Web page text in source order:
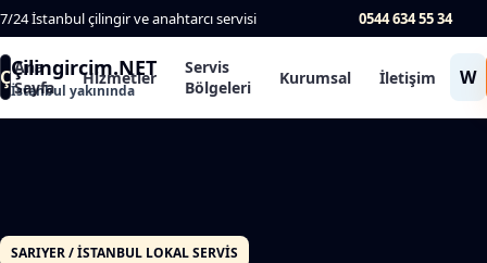
7/24 İstanbul çilingir ve anahtarcı servisi 0544 634 55 34
ÇÇilingircim.NET
İstanbul yakınında
Ana
Sayfa
Hizmetler
Servis
Bölgeleri
Kurumsal İletişim W
SARIYER / İSTANBUL LOKAL SERVIS